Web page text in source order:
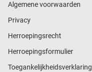
Algemene voorwaarden
Privacy
Herroepingsrecht
Herroepingsformulier
Toegankelijkheidsverklaring